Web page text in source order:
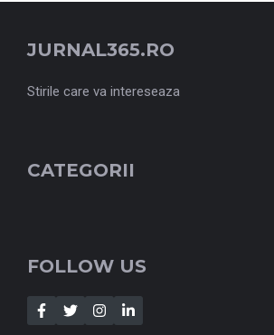
JURNAL365.RO
Stirile care va intereseaza
CATEGORII
FOLLOW US